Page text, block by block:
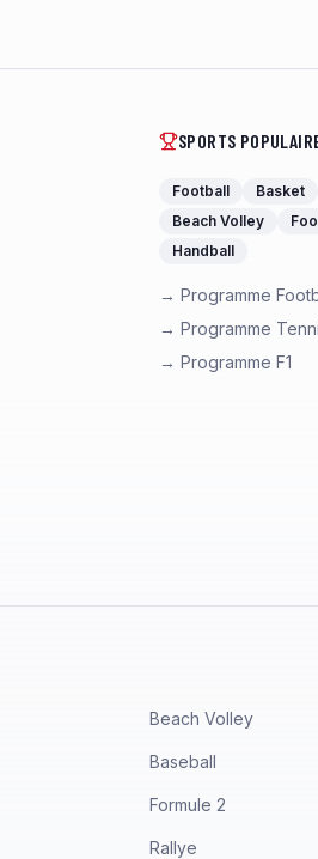
SPORTS
Football Basket
Beach Volley
Handball
→ Programme
→ Programme
→ Programme F1
Beach Volley
Baseball
Formule 2
Rallye